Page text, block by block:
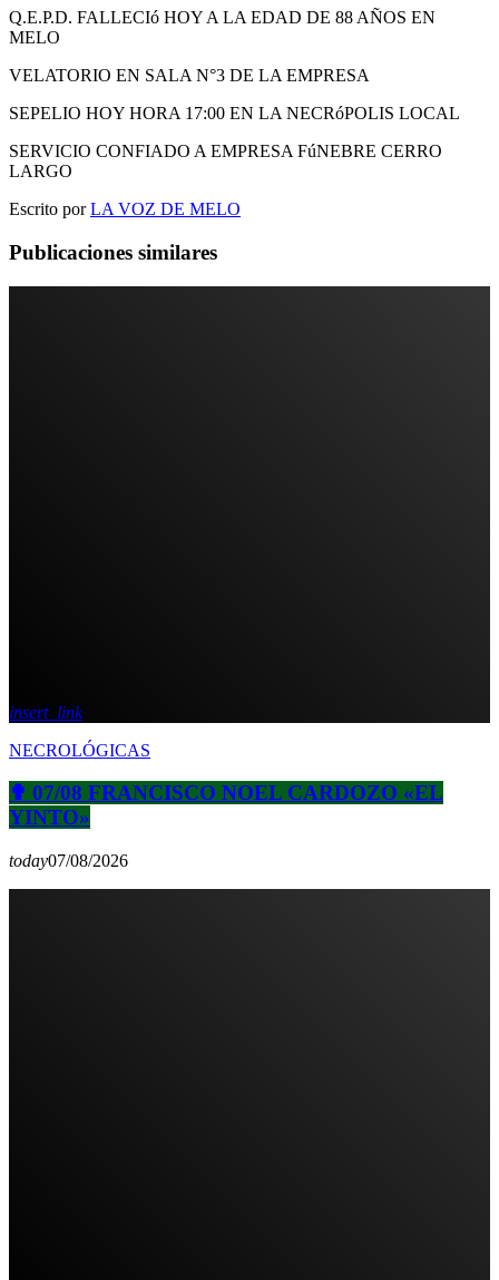
Q.E.P.D. FALLECIó HOY A LA EDAD DE 88 AÑOS EN
MELO
VELATORIO EN SALA N°3 DE LA EMPRESA
SEPELIO HOY HORA 17:00 EN LA NECRóPOLIS LOCAL
SERVICIO CONFIADO A EMPRESA FúNEBRE CERRO
LARGO
Escrito porLA VOZ DE MELO
Publicaciones similares
insert_link
NECROLÓGICAS
✟ 07/08 FRANCISCO NOEL CARDOZO «EL
YINTO»
today07/08/2026